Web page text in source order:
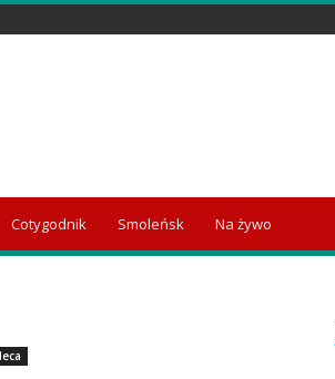
Cotygodnik Smoleńsk Na żywo